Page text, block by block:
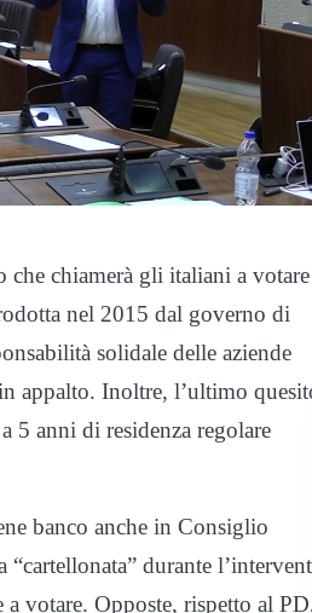
che chiamerà gli italiani a votare
nel 2015 dal governo di
solidale delle aziende
appalto. Inoltre, l’ultimo
5 anni di residenza regolare
banco anche in Consiglio
durante
votare. Opposte, rispetto al